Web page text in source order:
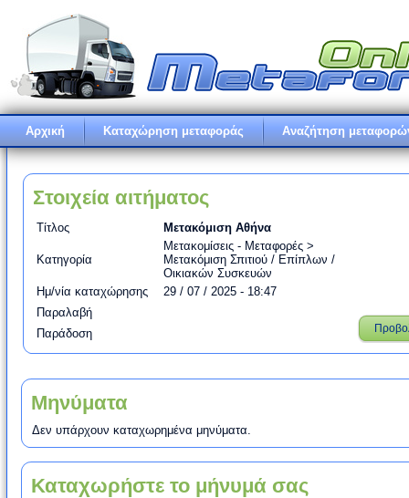
Αρχική Καταχώρηση μεταφοράς Αναζήτηση
Στοιχεία αιτήματος
Τίτλος Μετακόμιση Αθήνα
Κατηγορία
Μετακομίσεις - Μεταφορές >
Μετακόμιση Σπιτιού / Επίπλων /
Οικιακών Συσκευών
Ημ/νία καταχώρησης
29 / 07 / 2025 - 18:47
Παραλαβή
Παράδοση
Μηνύματα
Δεν υπάρχουν καταχωρημένα μηνύματα.
Καταχωρήστε το μήνυμά σας